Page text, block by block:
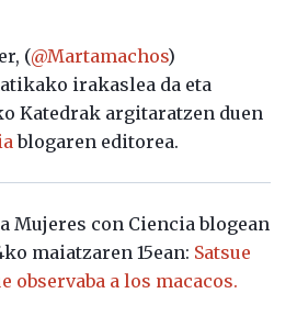
(@Martamachos)
irakaslea da eta
Katedrak argitaratzen duen
blogaren editorea.
Mujeres con Ciencia blogean
maiatzaren 15ean: Satsue
observaba a los macacos.